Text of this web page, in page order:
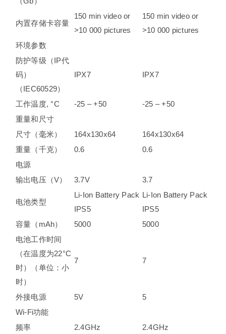
内置存储卡容量
150 min video or
˃10 000 pictures
150 min video or
˃10 000 pictures
环境参数
防护等级（IP代
码）
（IEC60529）
IPХ7 IPХ7
工作温度, °С -25 – +50
-25 – +50
重量和尺寸
尺寸（毫米）
164x130x64
164x130x64
重量（千克）
0.6
0.6
电源
输出电压（V）
3.7V 3.7
电池类型
Li-Ion Battery Pack
IPS5
Li-Ion Battery Pack
IPS5
容量（mAh）
5000
5000
电池工作时间
（在温度为22°C
时）（单位：小
时）
7 7
外接电源 5V
5
Wi-Fi功能
频率
2.4GHz
2.4GHz